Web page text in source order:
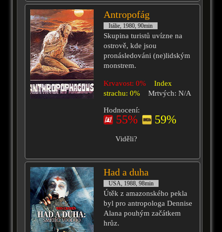
Antropofág
Itálie, 1980, 90min
Skupina turistů uvízne na
ostrově, kde jsou
pronásledováni (ne)lidským
monstrem.
Krvavost: 0%
Index
strachu: 0%
Mrtvých: N/A
Hodnocení:
55% 59%
Viděli?
Had a duha
USA, 1988, 98min
Útěk z amazonského pekla
byl pro antropologa Dennise
Alana pouhým začátkem
hrůz.